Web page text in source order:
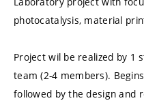
photocatalysis, material
Project wil be realized by 1
team (2-4 members).
followed by the design and